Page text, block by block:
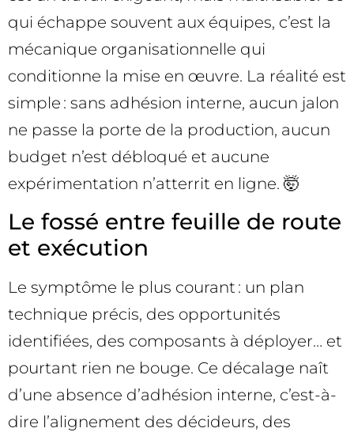
qui échappe souvent aux équipes, c’est la
mécanique organisationnelle qui
conditionne la mise en œuvre. La réalité est
simple : sans adhésion interne, aucun jalon
ne passe la porte de la production, aucun
budget n’est débloqué et aucune
expérimentation n’atterrit en ligne. 🤯
Le fossé entre feuille de route
et exécution
Le symptôme le plus courant : un plan
technique précis, des opportunités
identifiées, des composants à déployer… et
pourtant rien ne bouge. Ce décalage naît
d’une absence d’adhésion interne, c’est-à-
dire l’alignement des décideurs, des